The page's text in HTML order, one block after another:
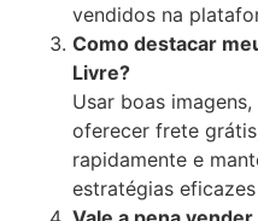
vendidos na
Como destacar
Livre?
Usar boas
oferecer frete
rapidamente e
estratégias